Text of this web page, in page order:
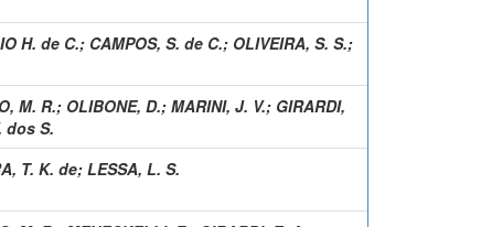
H. de C.; CAMPOS, S. de C.; OLIVEIRA, S. S.;
M. R.; OLIBONE, D.; MARINI, J. V.; GIRARDI,
dos S.
T. K. de; LESSA, L. S.